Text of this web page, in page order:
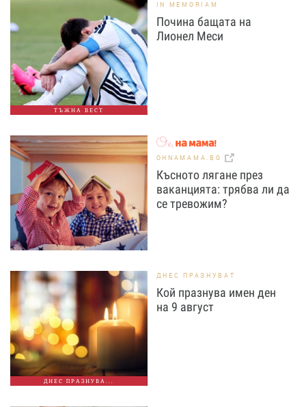
ТЪЖНА ВЕСТ
IN MEMORIAM
Почина бащата на
Лионел Меси
OHNAMAMA.BG
Късното лягане през
ваканцията: трябва ли да
се тревожим?
ДНЕС ПРАЗНУВА...
ДНЕС ПРАЗНУВАТ
Кой празнува имен ден
на 9 август